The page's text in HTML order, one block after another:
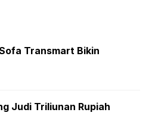
Transmart Bikin
Judi Triliunan Rupiah